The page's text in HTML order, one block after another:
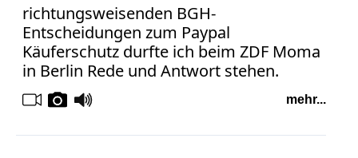
richtungsweisenden BGH-
Entscheidungen zum Paypal
Käuferschutz durfte ich beim ZDF Moma
in Berlin Rede und Antwort stehen.
mehr...